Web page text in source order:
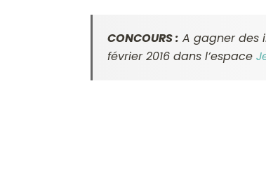
CONCOURS : A gagner des
février 2016 dans l’espace